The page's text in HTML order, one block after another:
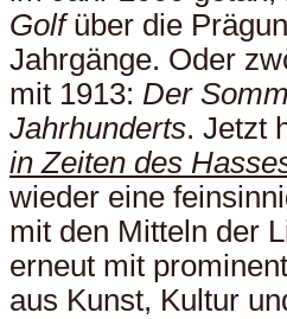
Golfüber die
Jahrgänge. Oder
mit 1913: Der
Jahrhunderts. Jetzt
in Zeiten des
wieder eine
mit den Mitteln der
erneut mit
aus Kunst, Kultur